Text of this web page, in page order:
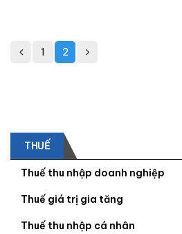
THUẾ
Thuế thu nhập doanh nghiệp
Thuế giá trị gia tăng
Thuế thu nhập cá nhân
1 2